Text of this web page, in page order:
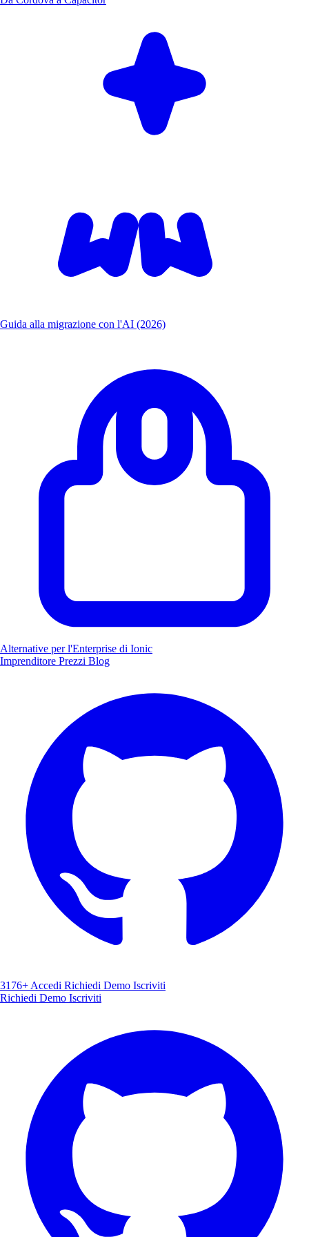
Guida alla migrazione con l'AI (2026)
Alternative per l'Enterprise di Ionic
Imprenditore Prezzi Blog
3176+ Accedi Richiedi Demo Iscriviti
Richiedi Demo Iscriviti